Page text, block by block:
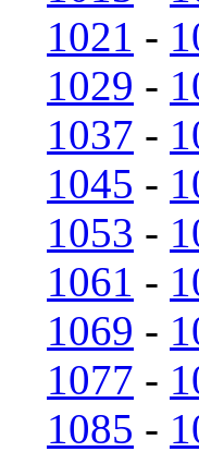
1021 -
1029 -
1037 -
1045 -
1053 -
1061 -
1069 -
1077 -
1085 -